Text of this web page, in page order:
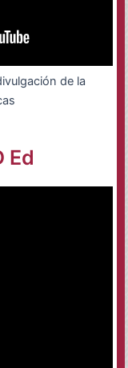
de la
Ed